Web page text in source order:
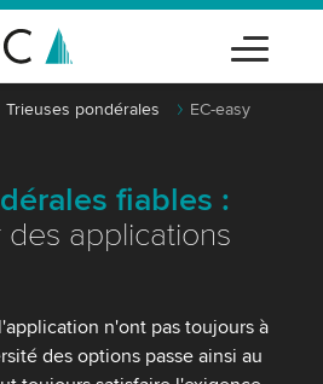
Trieuses pondérales EC-easy
fiables :
des applications
n'ont pas toujours à
des options passe ainsi au